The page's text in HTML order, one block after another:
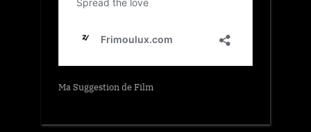
Ma Suggestion de Film